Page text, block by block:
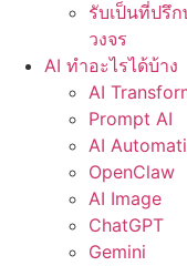
รับเป็นที่ปรึ
วงจร
AI ทำอะไรได้บ้าง
AI
Prompt AI
AI
OpenClaw
AI Image
ChatGPT
Gemini